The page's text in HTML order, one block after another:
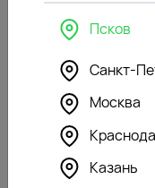
14350₽
Букеты с
ценит красоту,
цветочных
смотрятся
любого праздника
Псков
Санкт-
Москва
Казань